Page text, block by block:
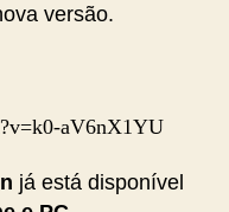
versão.
aV6nX1YU
já está disponível